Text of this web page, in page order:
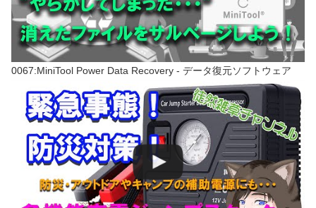
0067:MiniTool Power Data Recovery - データ復元ソフトウェア